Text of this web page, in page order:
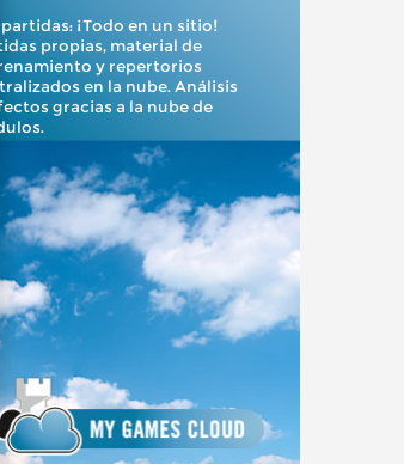
¡Todo en un sitio!
propias, material de
y repertorios
en la nube. Análisis
gracias a la nube de